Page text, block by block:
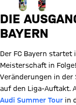
DIE
BAYERN
Der FC Bayern
Meisterschaft in
Veränderungen in
auf den Liga-Auftakt.
Audi Summer Tour in